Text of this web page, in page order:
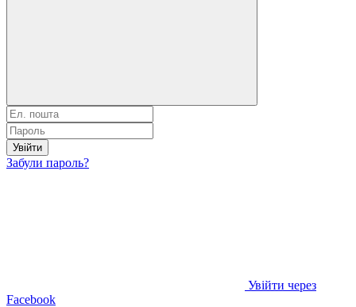
Увійти
Забули пароль?
Увійти через
Facebook